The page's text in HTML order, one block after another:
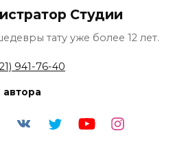
Студии
тату уже более 12 лет.
941-76-40